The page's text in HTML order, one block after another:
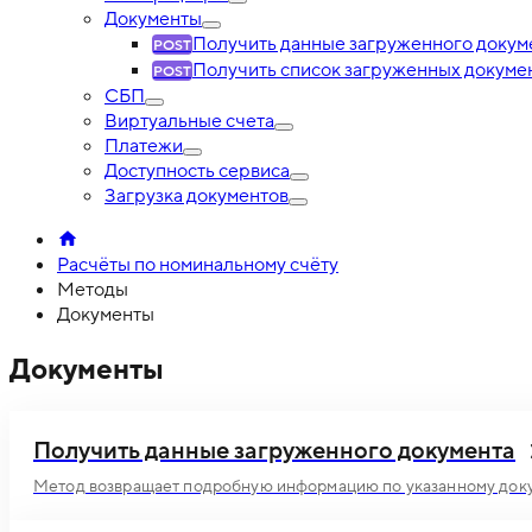
Документы
Получить данные загруженного
Получить список загруженных
СБП
Виртуальные счета
Платежи
Доступность сервиса
Загрузка документов
Расчёты по номинальному счёту
Методы
Документы
Документы
Получить данные загруженного документа
Метод возвращает подробную информацию по указанному